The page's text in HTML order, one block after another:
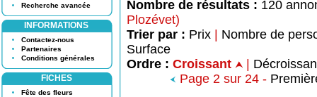
Recherche avancée
INFORMATIONS
Contactez-nous
Partenaires
Conditions générales
FICHES
Fête des fleurs
Nombre de résultats : 120
Plozévet)
Trier par : Prix
Nombre de
Surface
Ordre : Croissant
Page 2 sur 24 -